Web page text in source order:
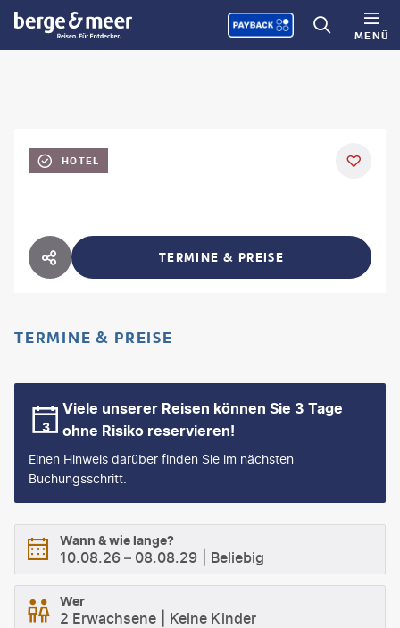
MENÜ
HOTEL
HOTEL TEILEN TERMINE & PREISE
TERMINE & PREISE
Viele unserer Reisen können Sie 3 Tage
ohne Risiko reservieren!
Einen Hinweis darüber finden Sie im nächsten
Buchungsschritt.
Wann & wie lange?
10.08.26 – 08.08.29 Beliebig
Wer
2 Erwachsene Keine Kinder